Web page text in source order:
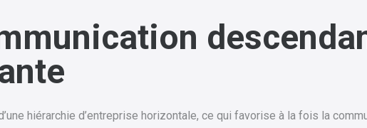
hiérarchie d’entreprise horizontale, ce qui favorise à la fois la